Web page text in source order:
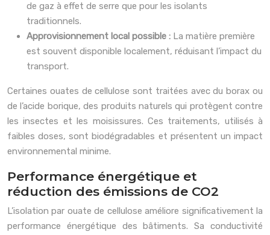
de gaz à effet de serre que pour les isolants
traditionnels.
Approvisionnement local possible : La matière première
est souvent disponible localement, réduisant l’impact du
transport.
Certaines ouates de cellulose sont traitées avec du borax ou
de l’acide borique, des produits naturels qui protègent contre
les insectes et les moisissures. Ces traitements, utilisés à
faibles doses, sont biodégradables et présentent un impact
environnemental minime.
Performance énergétique et
réduction des émissions de CO2
L’isolation par ouate de cellulose améliore significativement la
performance énergétique des bâtiments. Sa conductivité